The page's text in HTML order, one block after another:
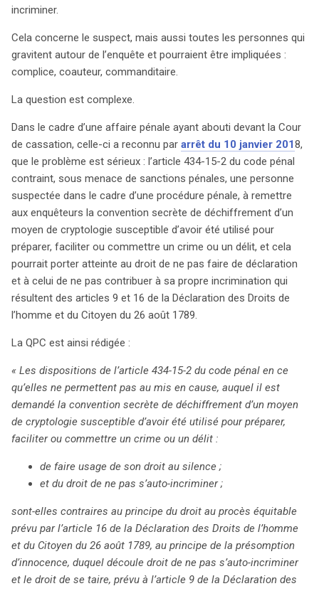
incriminer.
Cela concerne le suspect, mais aussi toutes les personnes qui
gravitent autour de l’enquête et pourraient être impliquées :
complice, coauteur, commanditaire.
La question est complexe.
Dans le cadre d’une affaire pénale ayant abouti devant la Cour
de cassation, celle-ci a reconnu par arrêt du 10 janvier 2018,
que le problème est sérieux : l’article 434-15-2 du code pénal
contraint, sous menace de sanctions pénales, une personne
suspectée dans le cadre d’une procédure pénale, à remettre
aux enquêteurs la convention secrète de déchiffrement d’un
moyen de cryptologie susceptible d’avoir été utilisé pour
préparer, faciliter ou commettre un crime ou un délit, et cela
pourrait porter atteinte au droit de ne pas faire de déclaration
et à celui de ne pas contribuer à sa propre incrimination qui
résultent des articles 9 et 16 de la Déclaration des Droits de
l’homme et du Citoyen du 26 août 1789.
La QPC est ainsi rédigée :
« Les dispositions de l’article 434-15-2 du code pénal en ce
qu’elles ne permettent pas au mis en cause, auquel il est
demandé la convention secrète de déchiffrement d’un moyen
de cryptologie susceptible d’avoir été utilisé pour préparer,
faciliter ou commettre un crime ou un délit :
de faire usage de son droit au silence ;
et du droit de ne pas s’auto-incriminer ;
sont-elles contraires au principe du droit au procès équitable
prévu par l’article 16 de la Déclaration des Droits de l’homme
et du Citoyen du 26 août 1789, au principe de la présomption
d’innocence, duquel découle droit de ne pas s’auto-incriminer
et le droit de se taire, prévu à l’article 9 de la Déclaration des